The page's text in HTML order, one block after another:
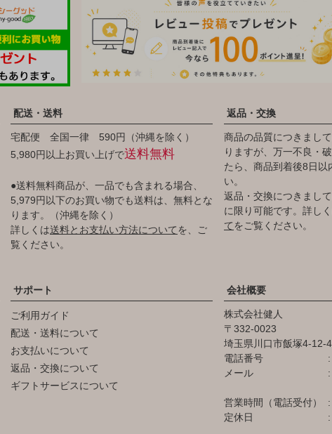
配送・送料
宅配便 全国一律 590円（沖縄を除く）
5,980円以上お買い上げで送料無料
●送料無料商品が、一品でも含まれる場合、
5,979円以下のお買い物でも送料は、無料とな
ります。（沖縄を除く）
詳しくは送料とお支払い方法についてを、ご
覧ください。
返品・交換
商品の品質につきまし
りますが、万一不良・
たら、商品到着後8日以
い。
返品・交換につきまし
に限り可能です。詳し
てをご覧ください。
サポート
ご利用ガイド
配送・送料について
お支払いについて
返品・交換について
ギフトサービスについて
会社概要
株式会社健人
332-0023
埼玉県川口市飯塚4-12-4
電話番号
メール
営業時間（電話受付）
定休日